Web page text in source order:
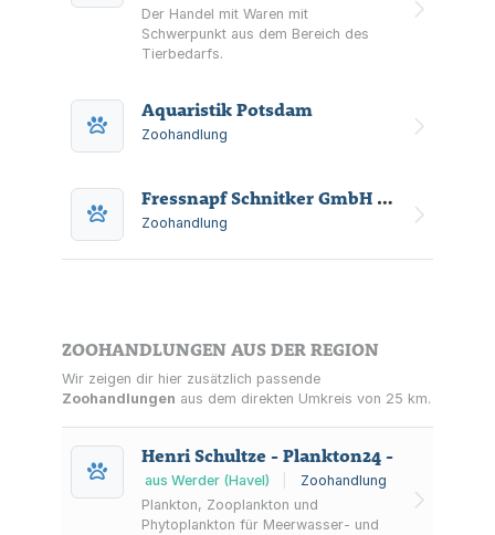
Der Handel mit Waren mit
Schwerpunkt aus dem Bereich des
Tierbedarfs.
Aquaristik Potsdam
Zoohandlung
Fressnapf Schnitker GmbH & Co. KG
Zoohandlung
ZOOHANDLUNGEN AUS DER REGION
Wir zeigen dir hier zusätzlich passende
Zoohandlungen aus dem direkten Umkreis von 25 km.
Henri Schultze - Plankton24 -
aus Werder (Havel)
Zoohandlung
Plankton, Zooplankton und
Phytoplankton für Meerwasser- und